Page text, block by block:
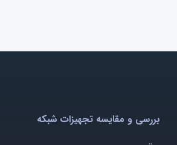
بررسی و مقایسه تجهیزات شبکه